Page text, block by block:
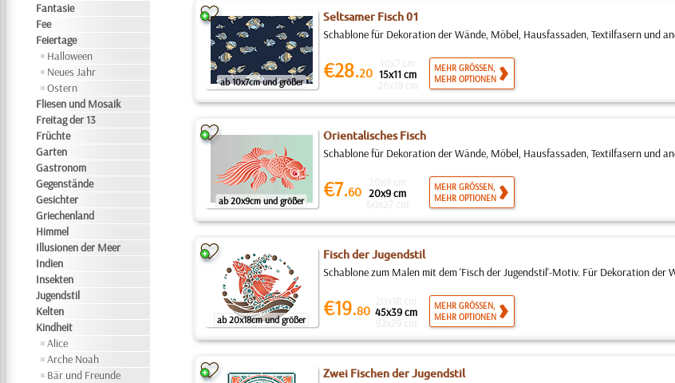
Fantasie
Fee
Feiertage
Halloween
Neues Jahr
Ostern
Fliesen und Mosaik
Freitag der 13
Früchte
Garten
Gastronom
Gegenstände
Gesichter
Griechenland
Himmel
Illusionen der Meer
Indien
Insekten
Jugendstil
Kelten
Kindheit
Alice
Arche Noah
Bär und Freunde
ab 10x7cm und größer
Seltsamer Fisch 01
Schablone für Dekoration der Wände, Möbel, Hausfassaden, Textilfasern und
€28.20 15x11 cm
MEHR GRÖSSEN,
MEHR OPTIONEN
ab 20x9cm und größer
Orientalisches Fisch
Schablone für Dekoration der Wände, Möbel, Hausfassaden, Textilfasern und
€7.60 20x9 cm
MEHR GRÖSSEN,
MEHR OPTIONEN
ab 20x18cm und größer
Fisch der Jugendstil
Schablone zum Malen mit dem 'Fisch der Jugendstil'-Motiv. Für Dekoration der
€19.80 45x39 cm
MEHR GRÖSSEN,
MEHR OPTIONEN
Zwei Fischen der Jugendstil